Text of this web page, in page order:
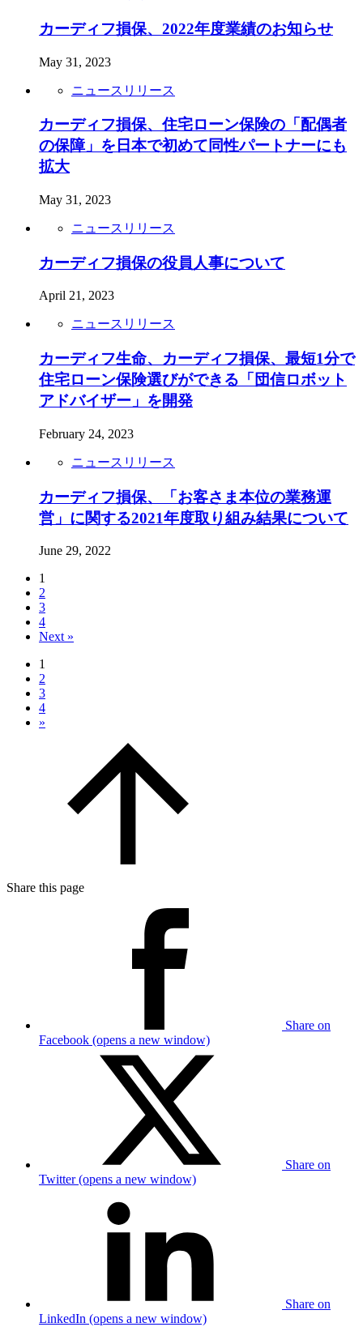
カーディフ損保、2022年度業績のお知らせ
May 31, 2023
ニュースリリース
カーディフ損保、住宅ローン保険の「配偶者
の保障」を日本で初めて同性パートナーにも
拡大
May 31, 2023
ニュースリリース
カーディフ損保の役員人事について
April 21, 2023
ニュースリリース
カーディフ生命、カーディフ損保、最短1分で
住宅ローン保険選びができる「団信ロボット
アドバイザー」を開発
February 24, 2023
ニュースリリース
カーディフ損保、「お客さま本位の業務運
営」に関する2021年度取り組み結果について
June 29, 2022
1
2
3
4
Next »
1
2
3
4
»
Share this page
Share on
Facebook (opens a new window)
Share on
Twitter (opens a new window)
Share on
LinkedIn (opens a new window)